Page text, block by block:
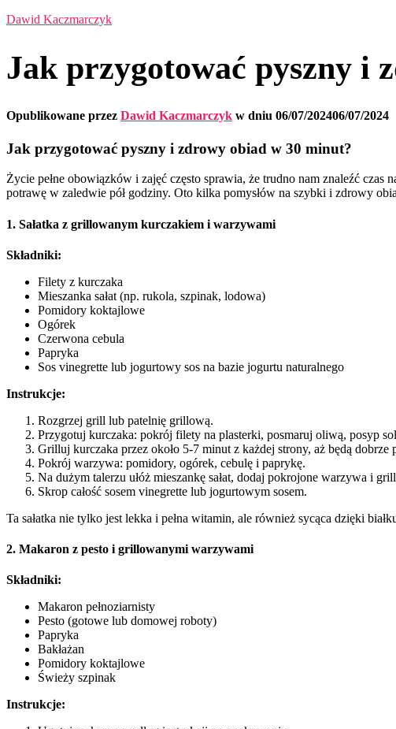
Dawid Kaczmarczyk
Jak przygotować pyszny i
Opublikowane przez Dawid Kaczmarczyk w dniu 06/07/202406/07/2024
Jak przygotować pyszny i zdrowy obiad w 30 minut?
Życie pełne obowiązków i zajęć często sprawia, że trudno nam znaleźć
potrawę w zaledwie pół godziny. Oto kilka pomysłów na szybki i zdrowy
1. Sałatka z grillowanym kurczakiem i warzywami
Składniki:
Filety z kurczaka
Mieszanka sałat (np. rukola, szpinak, lodowa)
Pomidory koktajlowe
Ogórek
Czerwona cebula
Papryka
Sos vinegrette lub jogurtowy sos na bazie jogurtu naturalnego
Instrukcje:
Rozgrzej grill lub patelnię grillową.
Przygotuj kurczaka: pokrój filety na plasterki, posmaruj oliwą, posyp
Grilluj kurczaka przez około 5-7 minut z każdej strony, aż będą dobrze
Pokrój warzywa: pomidory, ogórek, cebulę i paprykę.
Na dużym talerzu ułóż mieszankę sałat, dodaj pokrojone warzywa i
Skrop całość sosem vinegrette lub jogurtowym sosem.
Ta sałatka nie tylko jest lekka i pełna witamin, ale również sycąca dzięki
2. Makaron z pesto i grillowanymi warzywami
Składniki:
Makaron pełnoziarnisty
Pesto (gotowe lub domowej roboty)
Papryka
Bakłażan
Pomidory koktajlowe
Świeży szpinak
Instrukcje: